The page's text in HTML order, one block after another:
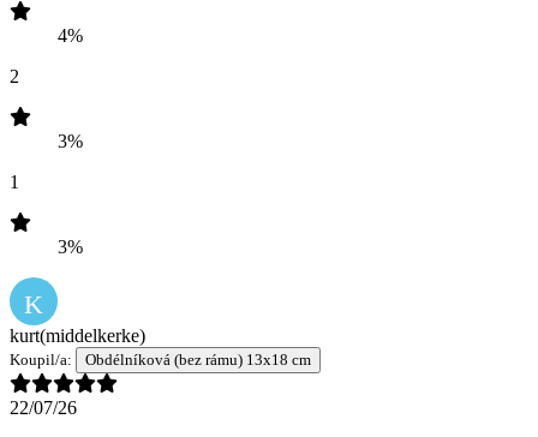
4%
2
3%
1
3%
K
kurt(middelkerke)
Koupil/a: Obdélníková (bez rámu) 13x18 cm
22/07/26